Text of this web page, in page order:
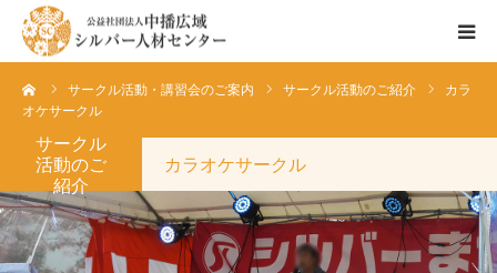
サークル活動・講習会のご案内 サークル活動のご紹介
カラ
オケサークル
サークル
活動のご
紹介
カラオケサークル
センターのご紹介
会員登録ご希望の方へ
お仕事情報